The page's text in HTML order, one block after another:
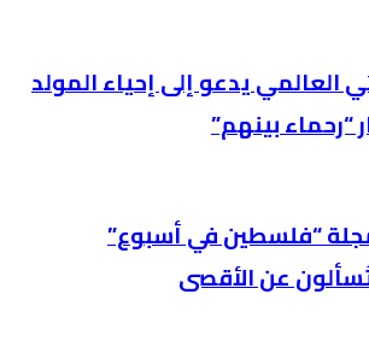
العالمي يدعو إلى إحياء المولد
بينهم”
من مجلة “فلسطين في أسبوع”
عن الأقصى